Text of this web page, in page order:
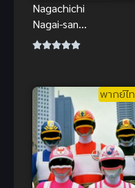
Nagachichi
Nagai-san
The
ด้วยความกังวล
เกี่ยวกับรูปร่า
งอวบๆ
พากย์ไ